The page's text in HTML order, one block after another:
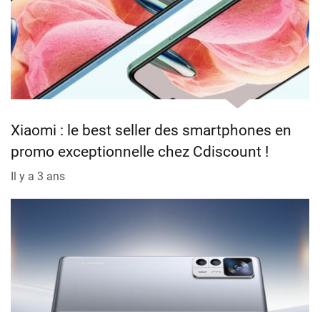
Xiaomi : le best seller des smartphones en
promo exceptionnelle chez Cdiscount !
Il y a 3 ans